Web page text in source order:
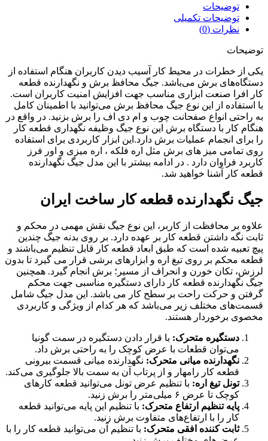
توضیحات
توضیحات تکمیلی
نظرات (0)
توضیحات
یکی از خطرات در محیط کار آسیب دیدن کاربران هنگام استفاده از
دستگاه‌های برش می‌باشد. جیگ محافظ برش و نگهدارنده قطعه
کار افرا صنعت ابزاری مناسب جهت افزایش امنیت کاربران است.
با استفاده از این نوع جیگ محافظ برش می‌توانید با اطمینان کامل
به راحتی انواع صفحانت چوب و ام دی اف را برش بزنید. در واقع در
هنگام کار با دستگاه برش این نوع جیگ وظیفه نگهداری قطعه کار
را برای انجمام عملیات برش دارد.این ابزار کاربردی برای استفاده
روی تمامی میز های برش مثل اره فلکه ، اره میزی و اور فرز
کاربرد فراوان دارد . در ادامه بیشتر با این مدل جیگ نگهدارنده
قطعه کار آشنا خواهید شد.
جیگ نگهدارنده قطعه کار ساخت ایران
علاوه بر محافظت از کاربر، این نوع جیگ نقش مهمی در محکم و
ثابت نگه داشتن قطعه کار بر عهده دارد. بر روی بدنه جیگ چندین
پیچ تعبیه شده است که طبق ابعاد قطعه کار قابل تنظیم می‌باشند و
قطعه محکم بر روی تیغ اره و ابزارهای برشی قرار می گیرد تا بدون
لرزش، تکان خورن و انحراف از مسیر؛ برش انجام گیرد. همچنین
جیگ نگهدارنده قطعه کار دارای دستگیره مناسبی جهت محکم
گرفتن و حرکت راحت بر سطح کار می باشد. این مدل جیگ شامل
قسمت‌های مختلف زیر می‌باشد که هر کدام از ویژگی و کاربردی
مخصوی برخوردار هستند.
دستگیره متحرک: با قرار دادن دستگیره در سمت گونیا
می‌توان قطعات با عرض کوچک را به راحتی برش داد.
نگهدارنده میانی متحرک: نگهدارنده میانی قسمت بیرونی
قطعه کار رامهار و از پرتاب آن به سمت بالا جلوگیری می‌کند.
تونل تیغ اره: با تنظیم عرض تونل می‌توانید قطعه کارهای
کوچک تا عرض ۶ میلی‌متر را برش زنید.
پایه تنظیم ارتفاع متحرک: با تنظیم این پایه می‌توانید قطعه
کار را با ارتفاع‌های متفاوت برش زنید.
ثابت کننده افقی متحرک: با تنظیم آن می‌توانید قطعه کار را با